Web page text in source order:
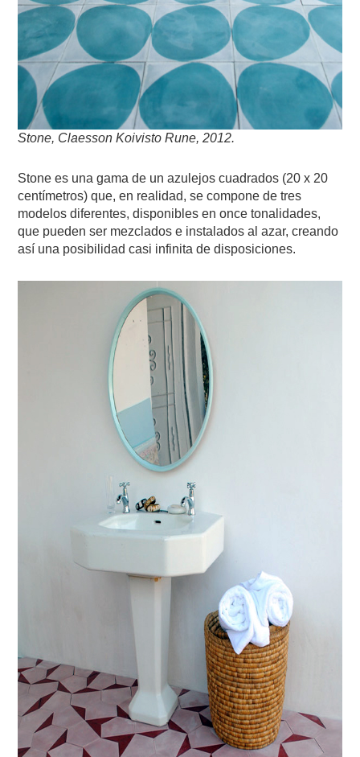
Stone, Claesson Koivisto Rune, 2012.
Stone es una gama de un azulejos cuadrados (20 x 20
centímetros) que, en realidad, se compone de tres
modelos diferentes, disponibles en once tonalidades,
que pueden ser mezclados e instalados al azar, creando
así una posibilidad casi infinita de disposiciones.